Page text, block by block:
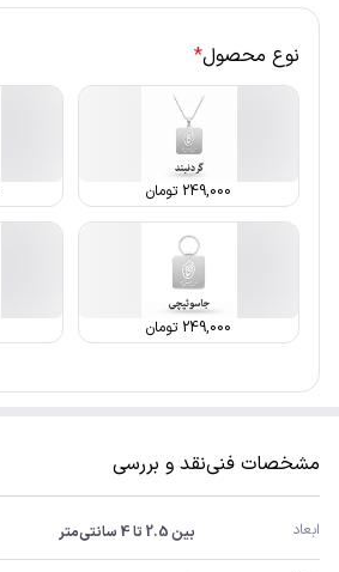
نوع محصول*
249,000 تومان
249,000 تومان
مشخصات فنینقد و بررسی
ابعاد بین 2.5 تا 4 سانتی‌متر